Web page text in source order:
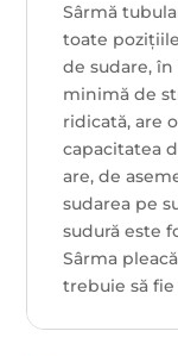
Sârmă
toate
de sudare,
minimă de
ridicată, are
capacitatea
are, de
sudarea pe
sudură este
Sârma
trebuie să fie